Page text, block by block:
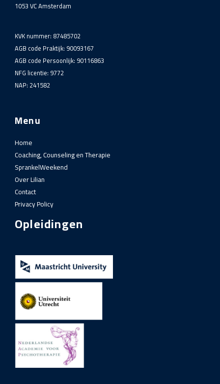
1053 VC Amsterdam
KVK nummer: 87485702
AGB code Praktijk: 90093167
AGB code Persoonlijk: 90116863
NFG licentie: 9772
NAP: 241582
Menu
Home
Coaching, Counseling en Therapie
SprankelWeekend
Over Lilian
Contact
Privacy Policy
Opleidingen